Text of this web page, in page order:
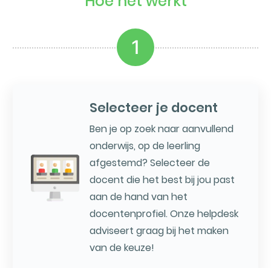
1
Selecteer je docent
Ben je op zoek naar aanvullend
onderwijs, op de leerling
afgestemd? Selecteer de
docent die het best bij jou past
aan de hand van het
docentenprofiel. Onze helpdesk
adviseert graag bij het maken
van de keuze!